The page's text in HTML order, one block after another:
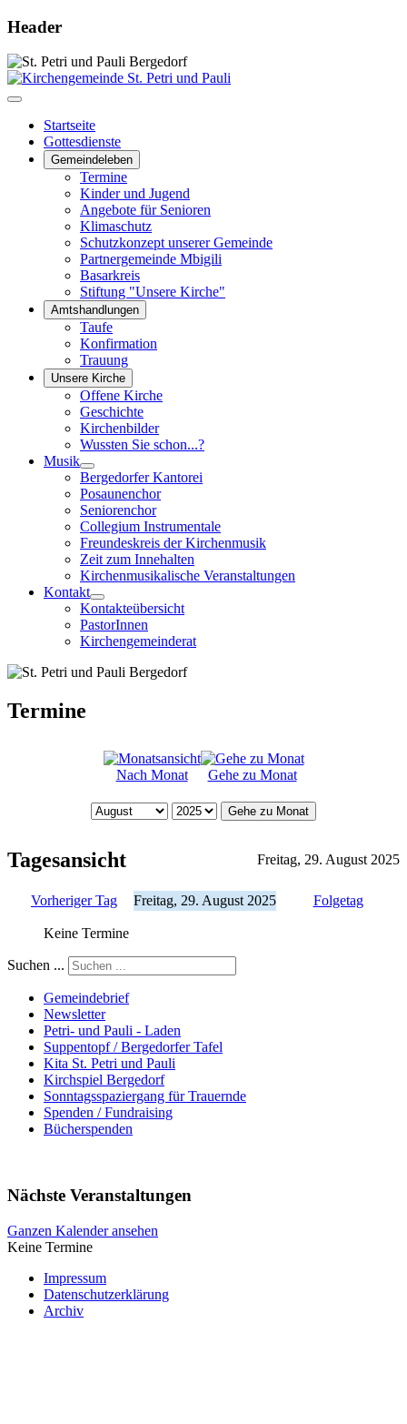
Header
Startseite
Gottesdienste
Gemeindeleben
Termine
Kinder und Jugend
Angebote für Senioren
Klimaschutz
Schutzkonzept unserer Gemeinde
Partnergemeinde Mbigili
Basarkreis
Stiftung "Unsere Kirche"
Amtshandlungen
Taufe
Konfirmation
Trauung
Unsere Kirche
Offene Kirche
Geschichte
Kirchenbilder
Wussten Sie schon...?
Musik
Bergedorfer Kantorei
Posaunenchor
Seniorenchor
Collegium Instrumentale
Freundeskreis der Kirchenmusik
Zeit zum Innehalten
Kirchenmusikalische Veranstaltungen
Kontakt
Kontakteübersicht
PastorInnen
Kirchengemeinderat
Termine
Nach Monat Gehe zu Monat
Gehe zu Monat
Tagesansicht Freitag, 29. August 2025
Vorheriger Tag Freitag, 29. August 2025 Folgetag
Keine Termine
Suchen ...
Gemeindebrief
Newsletter
Petri- und Pauli - Laden
Suppentopf / Bergedorfer Tafel
Kita St. Petri und Pauli
Kirchspiel Bergedorf
Sonntagsspaziergang für Trauernde
Spenden / Fundraising
Bücherspenden
Nächste Veranstaltungen
Ganzen Kalender ansehen
Keine Termine
Impressum
Datenschutzerklärung
Archiv